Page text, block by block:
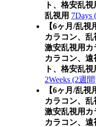
ト、格安乱
乱視用 7Days
【6ヶ月/乱
カラコン、乱
激安乱視用カ
カラコン、
ト、格安乱
2Weeks (2週
【6ヶ月/乱
カラコン、乱
激安乱視用カ
カラコン、